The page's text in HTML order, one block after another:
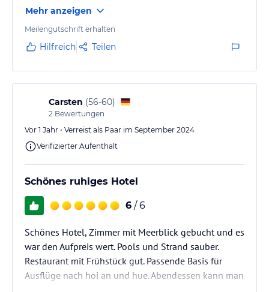
Mehr anzeigen
Meilengutschrift erhalten
Hilfreich Teilen
Carsten (56-60)
2 Bewertungen
Vor 1 Jahr • Verreist als Paar im September 2024
Verifizierter Aufenthalt
Schönes ruhiges Hotel
6 / 6
Schönes Hotel, Zimmer mit Meerblick gebucht und es
war den Aufpreis wert. Pools und Strand sauber.
Restaurant mit Frühstück gut. Passende Basis für
Ausflüge nach hoi an und hue. Abendessen kann man